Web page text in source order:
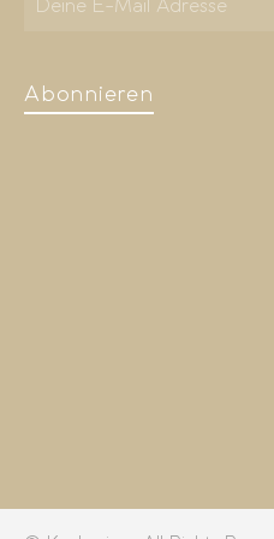
Abonnieren